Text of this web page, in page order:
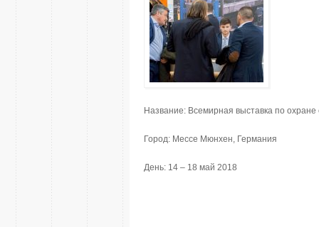
Название: Всемирная выставка по
Город: Мессе Мюнхен, Германия
День: 14 – 18 май 2018